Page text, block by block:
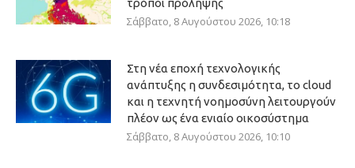
τρόποι πρόληψης
Σάββατο, 8 Αυγούστου 2026, 10:18
Στη νέα εποχή τεχνολογικής
ανάπτυξης η συνδεσιμότητα, το cloud
και η τεχνητή νοημοσύνη λειτουργούν
πλέον ως ένα ενιαίο οικοσύστημα
Σάββατο, 8 Αυγούστου 2026, 10:10